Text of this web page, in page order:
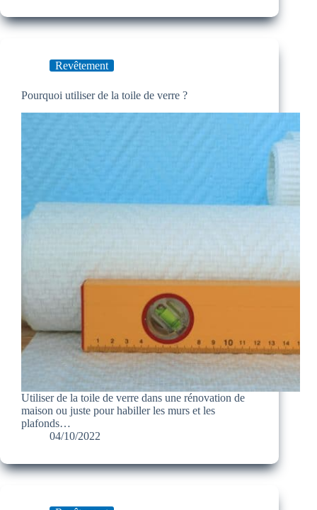
Revêtement
Pourquoi utiliser de la toile de verre ?
Utiliser de la toile de verre dans une rénovation de
maison ou juste pour habiller les murs et les
plafonds…
04/10/2022